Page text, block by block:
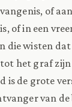
of
of in een
die wisten
het graf zijn
is de grote
van